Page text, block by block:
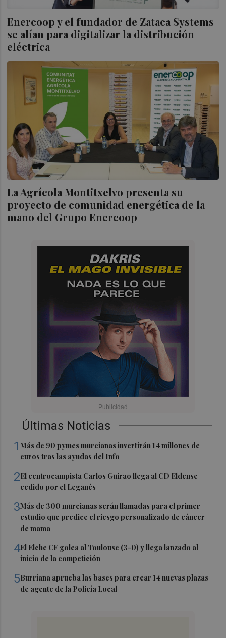
Enercoop y el fundador de Zataca Systems
se alían para digitalizar la distribución
eléctrica
La Agrícola Montitxelvo presenta su
proyecto de comunidad energética de la
mano del Grupo Enercoop
Últimas Noticias
1Más de 90 pymes murcianas invertirán 14 millones de
euros tras las ayudas del Info
2El centrocampista Carlos Guirao llega al CD Eldense
cedido por el Leganés
3Más de 300 murcianas serán llamadas para el primer
estudio que predice el riesgo personalizado de cáncer
de mama
4El Elche CF golea al Toulouse (3-0) y llega lanzado al
inicio de la competición
5Burriana aprueba las bases para crear 14 nuevas plazas
de agente de la Policía Local